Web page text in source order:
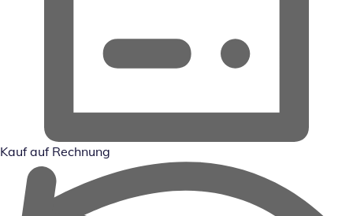
Kauf auf Rechnung